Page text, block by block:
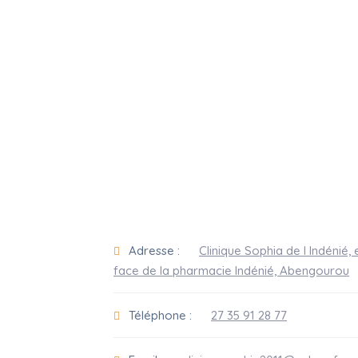
Adresse :
Clinique Sophia de l Indénié,
face de la pharmacie Indénié, Abengourou
Téléphone : 27 35 91 28 77